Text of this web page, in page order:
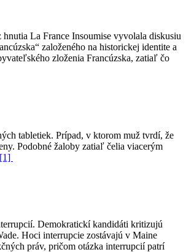
La France Insoumise vyvolala diskusiu
založeného na historickej identite a
zloženia Francúzska, zatiaľ čo
tabletiek. Prípad, v ktorom muž tvrdí, že
Podobné žaloby zatiaľ čelia viacerým
[1]
Demokratickí kandidáti kritizujú
Hoci interrupcie zostávajú v Maine
práv, pričom otázka interrupcií patrí